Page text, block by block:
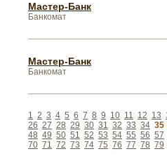
Мастер-Банк
Банкомат
Мастер-Банк
Банкомат
1 2 3 4 5 6 7 8 9 10 11 12 13
26 27 28 29 30 31 32 33 34 35
48 49 50 51 52 53 54 55 56 57
70 71 72 73 74 75 76 77 78 79